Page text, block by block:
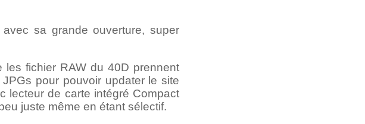
sa grande ouverture, super
les fichier RAW du 40D prennent
pour pouvoir updater le site
lecteur de carte intégré Compact
juste même en étant sélectif.